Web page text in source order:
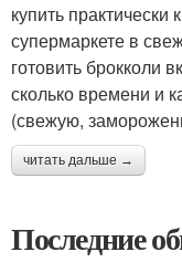
купить практически
супермаркете в
готовить брокколи
сколько времени и
(свежую,
читать дальше →
Последние